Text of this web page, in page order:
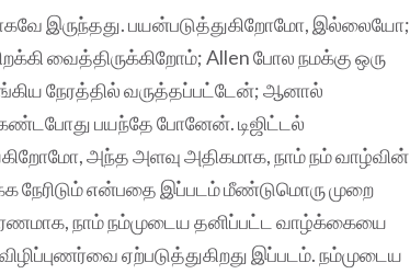
இருந்தது. பயன்படுத்துகிறோமோ, இல்லையோ;
வைத்திருக்கிறோம்; Allen போல நமக்கு ஒரு
நேரத்தில் வருத்தப்பட்டேன்; ஆனால்
பயந்தே போனேன். டிஜிட்டல்
அந்த அளவு அதிகமாக, நாம் நம் வாழ்வின்
நேரிடும் என்பதை இப்படம் மீண்டுமொரு முறை
நாம் நம்முடைய தனிப்பட்ட வாழ்க்கையை
ஏற்படுத்துகிறது இப்படம். நம்முடைய